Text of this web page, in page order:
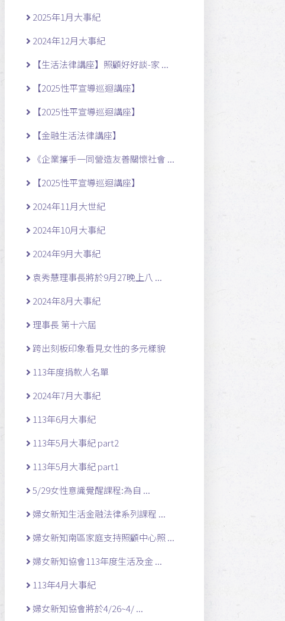
2025年1月大事紀
2024年12月大事紀
【生活法律講座】照顧好好談-家 ...
【2025性平宣導巡迴講座】
【2025性平宣導巡迴講座】
【金融生活法律講座】
《企業攜手一同營造友善關懷社會 ...
【2025性平宣導巡迴講座】
2024年11月大世紀
2024年10月大事紀
2024年9月大事紀
袁秀慧理事長將於9月27晚上八 ...
2024年8月大事紀
理事長 第十六屆
跨出刻板印象看見女性的多元樣貌
113年度捐款人名單
2024年7月大事紀
113年6月大事紀
113年5月大事紀 part2
113年5月大事紀 part1
5/29女性意識覺醒課程:為自 ...
婦女新知生活金融法律系列課程 ...
婦女新知南區家庭支持照顧中心照 ...
婦女新知協會113年度生活及金 ...
113年4月大事紀
婦女新知協會將於4/26~4/ ...